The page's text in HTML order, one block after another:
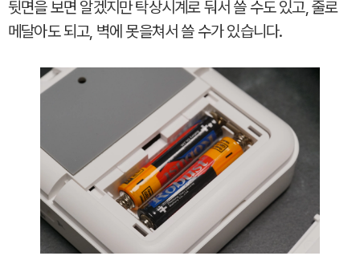
뒷면을 보면 알겠지만 탁상시계로 둬서 쓸 수도 있고, 줄로
메달아도 되고, 벽에 못을쳐서 쓸 수가 있습니다.